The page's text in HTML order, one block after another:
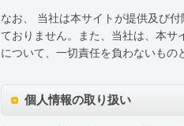
なお、 当社は本サイトが提供及び
ておりません。また、当社は、本
について、一切責任を負わないもの
個人情報の取り扱い